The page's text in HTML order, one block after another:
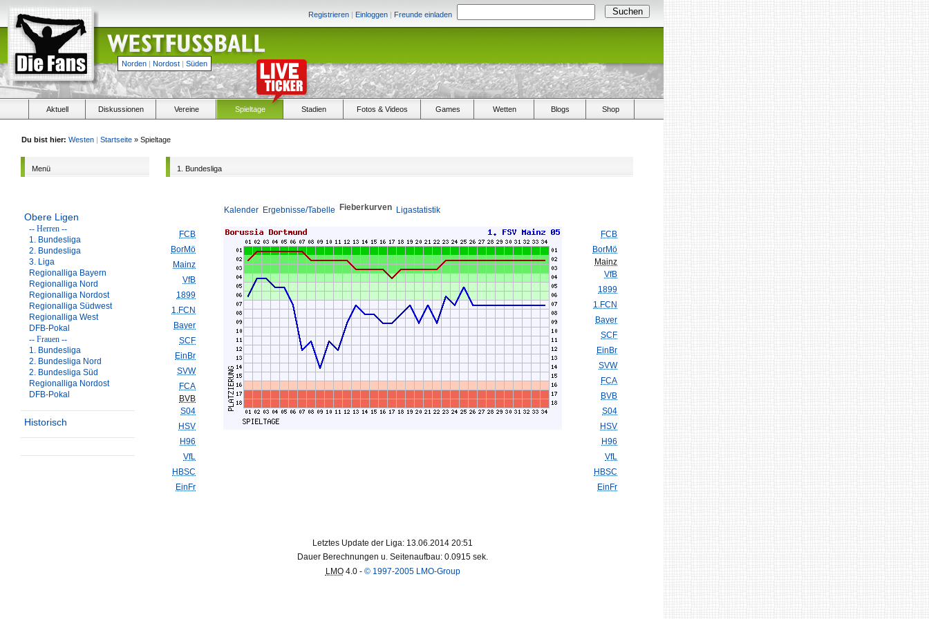
Registrieren | Einloggen | Freunde einladen
Norden | Nordost | Süden
Aktuell Diskussionen Vereine Spieltage Stadien Fotos & Videos Games Wetten Blogs Shop
Du bist hier: Westen | Startseite » Spieltage
Menü
Obere Ligen
-- Herren --
1. Bundesliga
2. Bundesliga
3. Liga
Regionalliga Bayern
Regionalliga Nord
Regionalliga Nordost
Regionalliga Südwest
Regionalliga West
DFB-Pokal
-- Frauen --
1. Bundesliga
2. Bundesliga Nord
2. Bundesliga Süd
Regionalliga Nordost
DFB-Pokal
Historisch
1. Bundesliga
Kalender Ergebnisse/Tabelle Fieberkurven Ligastatistik
FCB
BorMö
Mainz
VfB
1899
1.FCN
Bayer
SCF
EinBr
SVW
FCA
BVB
S04
HSV
H96
VfL
HBSC
EinFr
FCB
BorMö
Mainz
VfB
1899
1.FCN
Bayer
SCF
EinBr
SVW
FCA
BVB
S04
HSV
H96
VfL
HBSC
EinFr
Letztes Update der Liga: 13.06.2014 20:51
Dauer Berechnungen u. Seitenaufbau: 0.0915 sek.
LMO4.0 - © 1997-2005 LMO-Group